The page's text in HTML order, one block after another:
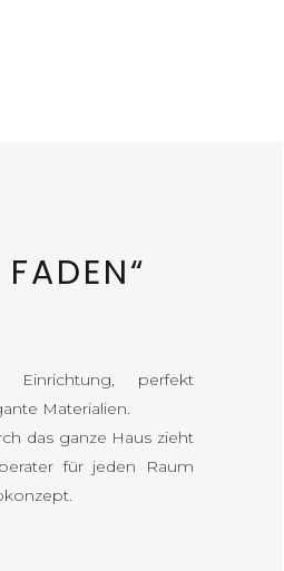
perfekt
Materialien.
das ganze Haus zieht
für jeden Raum